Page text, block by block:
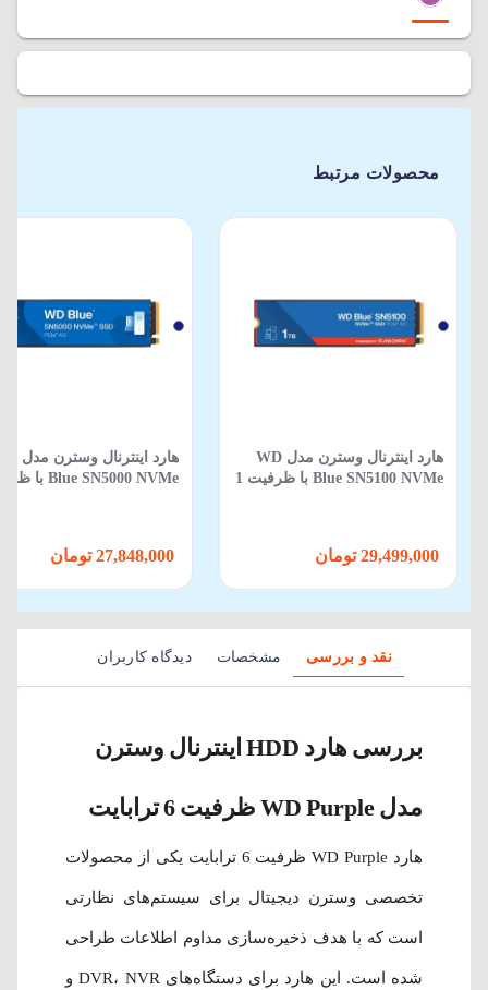
محصولات مرتبط
هارد اینترنال وسترن مدل WD
Blue SN5100 NVMe با ظرفیت 1
نقد و بررسی مشخصات دیدگاه کاربران
بررسی هارد HDD اینترنال وسترن
مدل WD Purple ظرفیت 6 ترابایت
هارد WD Purple ظرفیت 6 ترابایت یکی از محصولات
تخصصی وسترن دیجیتال برای سیستم‌های نظارتی
است که با هدف ذخیره‌سازی مداوم اطلاعات طراحی
شده است. این هارد برای دستگاه‌های DVR، NVR و